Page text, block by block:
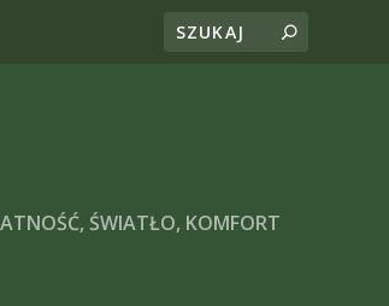
ŚWIATŁO, KOMFORT